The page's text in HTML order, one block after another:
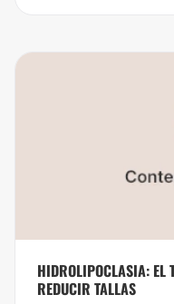
HIDROLIPOCLASIA: EL
REDUCIR TALLAS